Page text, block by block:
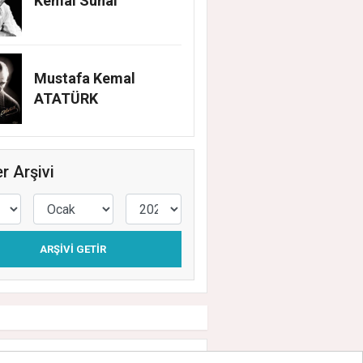
Mustafa Kemal
ATATÜRK
Arşivi
ARŞIVI GETIR